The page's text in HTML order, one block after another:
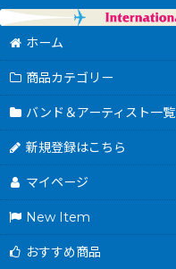
ホーム
商品カテゴリー
バンド＆アーティスト一覧
新規登録はこちら
マイページ
New Item
おすすめ商品